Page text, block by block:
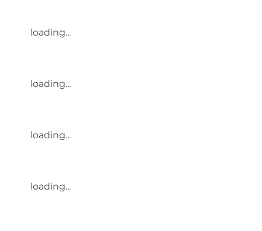
loading...
loading...
loading...
loading...